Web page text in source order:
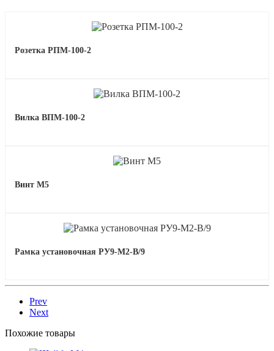
Розетка РПМ-100-2
Вилка ВПМ-100-2
Винт М5
Рамка установочная РУ9-М2-В/9
Prev
Next
Похожие товары